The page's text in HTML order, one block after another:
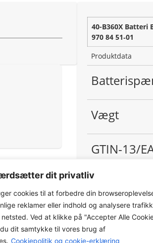
dit privatliv
cookies til at forbedre din
reklamer eller indhold og analysere
Ved at klikke på "Accepter Alle
dit samtykke til vores brug af
Cookiepolitik og cookie-erklæring
40-B360X Batteri
970 84 51‑01
Produktdata
Vægt
GTIN-13/
Batteri